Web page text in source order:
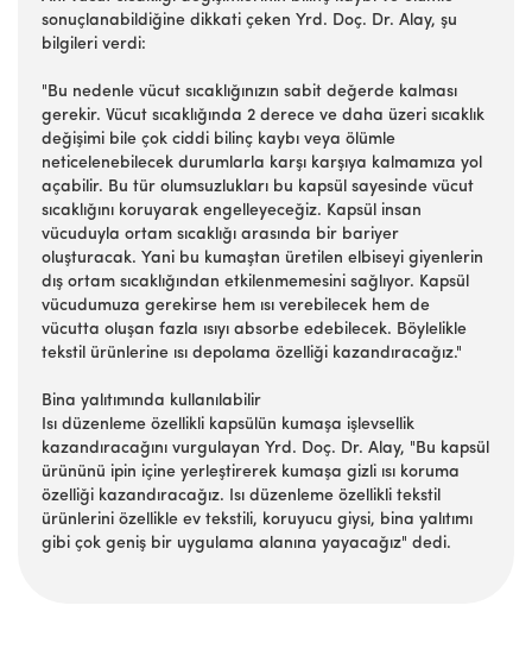
sonuçlanabildiğine dikkati çeken Yrd. Doç. Dr. Alay, şu
bilgileri verdi:
"Bu nedenle vücut sıcaklığınızın sabit değerde kalması
gerekir. Vücut sıcaklığında 2 derece ve daha üzeri sıcaklık
değişimi bile çok ciddi bilinç kaybı veya ölümle
neticelenebilecek durumlarla karşı karşıya kalmamıza yol
açabilir. Bu tür olumsuzlukları bu kapsül sayesinde vücut
sıcaklığını koruyarak engelleyeceğiz. Kapsül insan
vücuduyla ortam sıcaklığı arasında bir bariyer
oluşturacak. Yani bu kumaştan üretilen elbiseyi giyenlerin
dış ortam sıcaklığından etkilenmemesini sağlıyor. Kapsül
vücudumuza gerekirse hem ısı verebilecek hem de
vücutta oluşan fazla ısıyı absorbe edebilecek. Böylelikle
tekstil ürünlerine ısı depolama özelliği kazandıracağız."
Bina yalıtımında kullanılabilir
Isı düzenleme özellikli kapsülün kumaşa işlevsellik
kazandıracağını vurgulayan Yrd. Doç. Dr. Alay, "Bu kapsül
ürününü ipin içine yerleştirerek kumaşa gizli ısı koruma
özelliği kazandıracağız. Isı düzenleme özellikli tekstil
ürünlerini özellikle ev tekstili, koruyucu giysi, bina yalıtımı
gibi çok geniş bir uygulama alanına yayacağız" dedi.